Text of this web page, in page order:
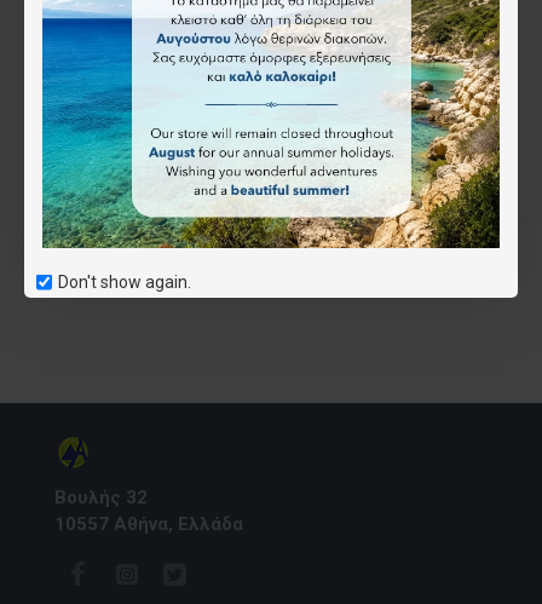
Don't show again.
Μεσσηνία • οδικός και περιηγητικός χάρτης 1:80.000
9.50€
Καλάθι
Βουλής 32
10557 Αθήνα, Ελλάδα